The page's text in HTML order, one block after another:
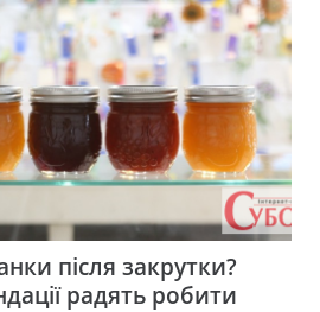
після закрутки?
радять робити